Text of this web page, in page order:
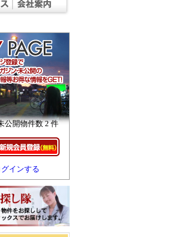
公開物件数 2 件
グインする